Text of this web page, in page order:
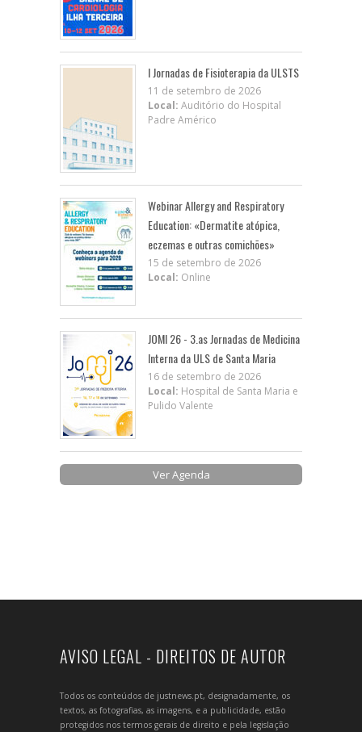
I Jornadas de Fisioterapia da ULSTS
11 de setembro de 2026
Local: Auditório do Hospital
Padre Américo
Webinar Allergy and Respiratory
Education: «Dermatite atópica,
eczemas e outras comichões»
15 de setembro de 2026
Local: Online
JOMI 26 - 3.as Jornadas de Medicina
Interna da ULS de Santa Maria
16 de setembro de 2026
Local: Hospital de Santa Maria e
Pulido Valente
Ver Agenda
AVISO LEGAL - DIREITOS DE AUTOR
Todos os conteúdos de justnews.pt, designadamente, os
textos, as fotografias, as imagens, e a publicidade, estão
protegidos nos termos gerais de direito e pela legislação